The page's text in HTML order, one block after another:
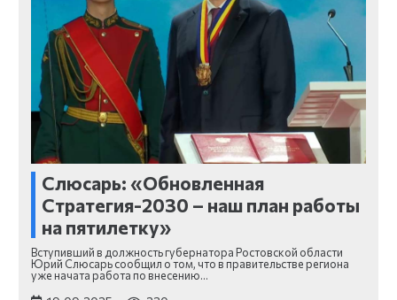
Слюсарь: «Обновленная
Стратегия-2030 – наш план работы
на пятилетку»
Вступивший в должность губернатора Ростовской области
Юрий Слюсарь сообщил о том, что в правительстве региона
уже начата работа по внесению…